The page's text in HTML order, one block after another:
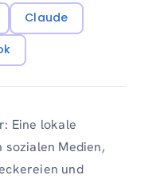
Claude
Eine lokale
Medien,
und